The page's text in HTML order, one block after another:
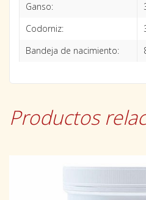
Ganso:
Codorniz:
Bandeja de nacimiento:
Productos